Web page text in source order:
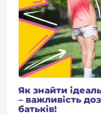
Як знайти
– важливість
батьків!